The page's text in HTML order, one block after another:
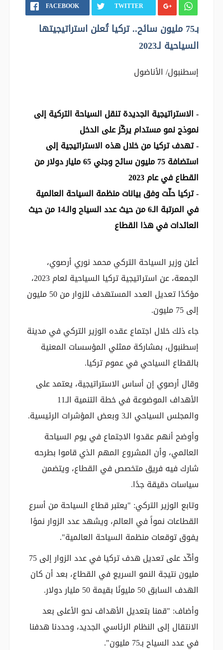
FACEBOOK TWITTER
بـ75 مليون سائح.. تركيا تُعلن استراتيجيتها
السياحية لـ2023
إسطنبول/ الأناضول
- الاستراتيجية الجديدة تنقل السياحة التركية إلى
نموذج نمو مستدام يركّز على الدخل
- تهدف تركيا من خلال هذه الاستراتيجية إلى
استضافة 75 مليون سائح وجني 65 مليار دولار من
القطاع في عام 2023
- تركيا حلّت وفق بيانات منظمة السياحة العالمية
في المرتبة الـ6 من حيث عدد السياح والـ14 من حيث
العائدات في هذا القطاع
أعلن وزير السياحة التركي محمد نوري أرصوي،
الجمعة، عن استراتيجية تركيا السياحية لعام 2023،
مؤكدًا تعديل العدد المستهدف للزوار من 50 مليون
إلى 75 مليون.
جاء ذلك خلال اجتماع عقده الوزير التركي في مدينة
إسطنبول، بمشاركة ممثلي المؤسسات المعنية
بالقطاع السياحي في عموم تركيا.
وقال أرصوي إن أساس الاستراتيجية، يعتمد على
الأهداف الموضوعة في خطة التنمية الـ11
والمجلس السياحي الـ3 وبعض المؤشرات الرئيسية.
وأوضح أنهم عقدوا الاجتماع في يوم السياحة
العالمي، وأن المشروع المهم الذي قاموا بطرحه
شارك فيه فريق متخصص في القطاع، ويتضمن
سياسات دقيقة جدًا.
وتابع الوزير التركي: "يعتبر قطاع السياحة من أسرع
القطاعات نمواً في العالم، ويشهد عدد الزوار نموًا
يفوق توقعات منظمة السياحة العالمية".
وأكّد على تعديل هدف تركيا في عدد الزوار إلى 75
مليون نتيجة النمو السريع في القطاع، بعد أن كان
الهدف السابق 50 مليونًا بقيمة 50 مليار دولار.
وأضاف: "قمنا بتعديل الأهداف نحو الأعلى بعد
الانتقال إلى النظام الرئاسي الجديد، وحددنا هدفنا
في عدد السياح بـ75 مليون".